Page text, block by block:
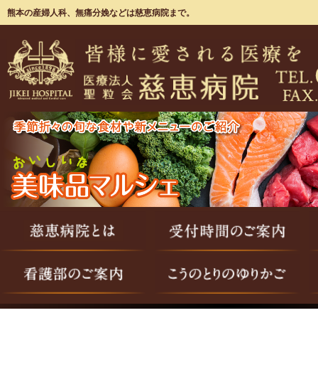
熊本の産婦人科、無痛分娩などは慈恵病院まで。